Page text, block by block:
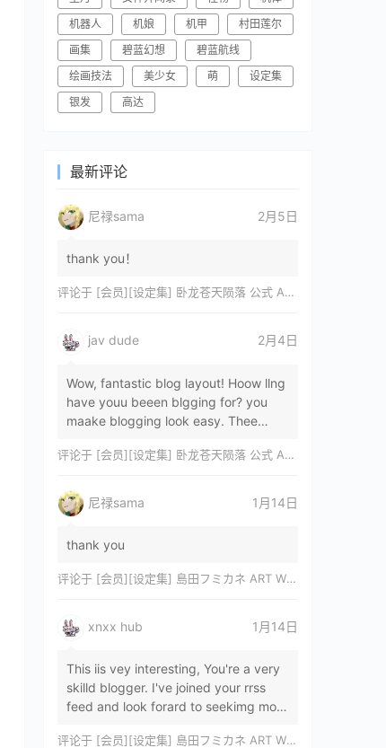
机器人
机娘 机甲
村田莲尔
画集
碧蓝幻想
碧蓝航线
绘画技法
美少女 萌
设定集
银发
高达
最新评论
尼禄sama 2月5日
thank you！
评论于 [会员][设定集] 卧龙苍天陨落 公式 ARTWORKS[DL]
jav dude 2月4日
Wow, fantastic blog layout! Hoow llng
have youu beeen blgging for? you
maake blogging look easy. Thee
magnificent, let…
评论于 [会员][设定集] 卧龙苍天陨落 公式 ARTWORKS[DL]
尼禄sama 1月14日
thank you
评论于 [会员][设定集] 島田フミカネ ART WORKS EXTRA Luminous Witches[DL]
xnxx hub 1月14日
This iis vey interesting, You're a very
skilld blogger. I've joined your rrss
feed and look forard to seekimg mor
评论于 [会员][设定集] 島田フミカネ ART WORKS EXTRA Luminous Witches[DL]